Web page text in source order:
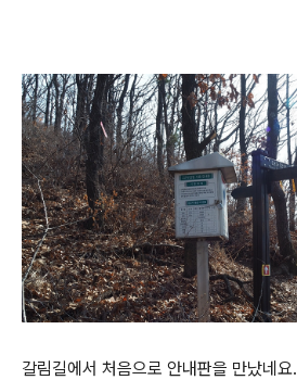
갈림길에서 처음으로 안내판을 만났네요.